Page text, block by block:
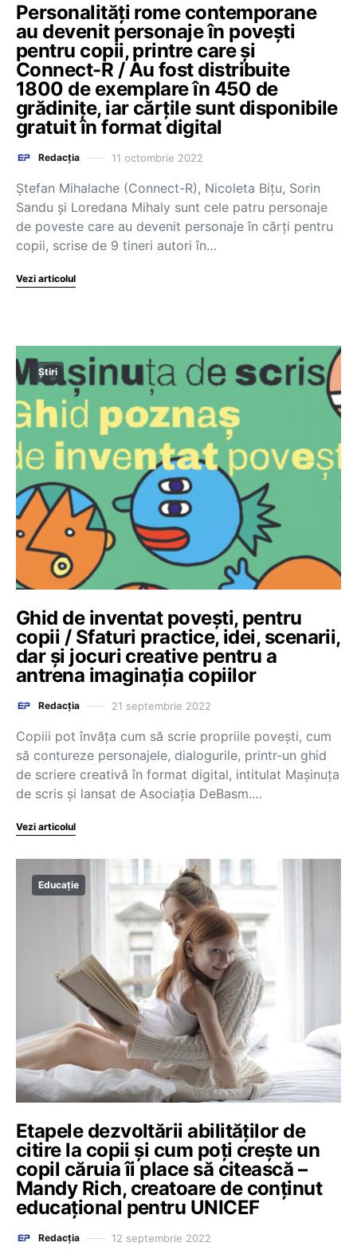
Personalități rome contemporane
au devenit personaje în povești
pentru copii, printre care și
Connect-R / Au fost distribuite
1800 de exemplare în 450 de
grădinițe, iar cărțile sunt disponibile
gratuit în format digital
Redacția 11 octombrie 2022
Ștefan Mihalache (Connect-R), Nicoleta Bițu, Sorin
Sandu și Loredana Mihaly sunt cele patru personaje
de poveste care au devenit personaje în cărți pentru
copii, scrise de 9 tineri autori în…
Vezi articolul
Știri
Ghid de inventat povești, pentru
copii / Sfaturi practice, idei, scenarii,
dar și jocuri creative pentru a
antrena imaginația copiilor
Redacția 21 septembrie 2022
Copiii pot învăța cum să scrie propriile povești, cum
să contureze personajele, dialogurile, printr-un ghid
de scriere creativă în format digital, intitulat Mașinuța
de scris și lansat de Asociația DeBasm.…
Vezi articolul
Educație
Etapele dezvoltării abilităților de
citire la copii și cum poți crește un
copil căruia îi place să citească –
Mandy Rich, creatoare de conținut
educațional pentru UNICEF
Redacția 12 septembrie 2022